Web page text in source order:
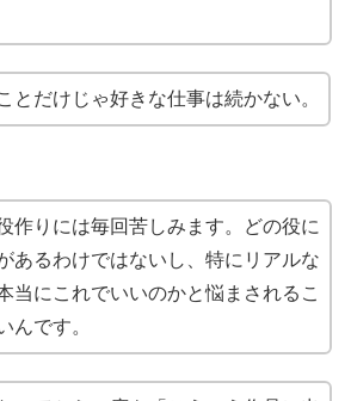
とだけじゃ好きな仕事は続かない。
作りには毎回苦しみます。どの役に
あるわけではないし、特にリアルな
当にこれでいいのかと悩まされるこ
んです。